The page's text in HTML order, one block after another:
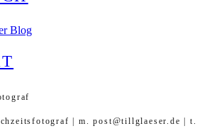
Blog
| m. post@tillglaeser.de | t.